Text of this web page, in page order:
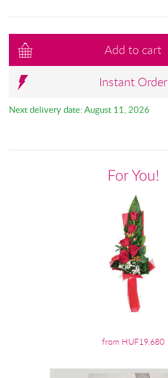
Add to cart
Instant Order
Next delivery date: August 11, 2026
For You!
from HUF19,680